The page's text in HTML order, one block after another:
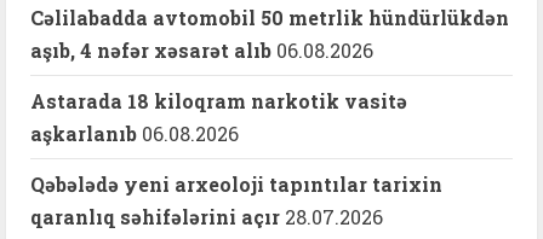
Cəlilabadda avtomobil 50 metrlik hündürlükdən
aşıb, 4 nəfər xəsarət alıb 06.08.2026
Astarada 18 kiloqram narkotik vasitə
aşkarlanıb 06.08.2026
Qəbələdə yeni arxeoloji tapıntılar tarixin
qaranlıq səhifələrini açır 28.07.2026